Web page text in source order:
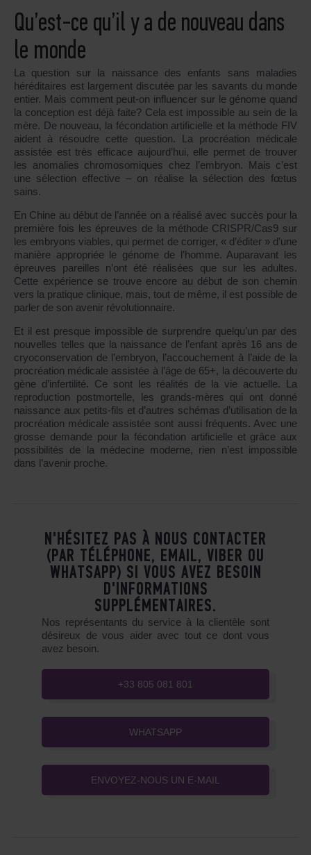
Qu’est-ce qu’il y a de nouveau dans
le monde
La question sur la naissance des enfants sans maladies
héréditaires est largement discutée par les savants du monde
entier. Mais comment peut-on influencer sur le génome quand
la conception est déjà faite? Cela est impossible au sein de la
mère. De nouveau, la fécondation artificielle et la méthode FIV
aident à résoudre cette question. La procréation médicale
assistée est très efficace aujourd’hui, elle permet de trouver
les anomalies chromosomiques chez l’embryon. Mais c’est
une sélection effective – on réalise la sélection des fœtus
sains.
En Chine au début de l’année on a réalisé avec succès pour la
première fois les épreuves de la méthode CRISPR/Cas9 sur
les embryons viables, qui permet de corriger, « d’éditer » d’une
manière appropriée le génome de l’homme. Auparavant les
épreuves pareilles n’ont été réalisées que sur les adultes.
Cette expérience se trouve encore au début de son chemin
vers la pratique clinique, mais, tout de même, il est possible de
parler de son avenir révolutionnaire.
Et il est presque impossible de surprendre quelqu’un par des
nouvelles telles que la naissance de l’enfant après 16 ans de
cryoconservation de l’embryon, l’accouchement à l’aide de la
procréation médicale assistée à l’âge de 65+, la découverte du
gène d’infertilité. Ce sont les réalités de la vie actuelle. La
reproduction postmortelle, les grands-mères qui ont donné
naissance aux petits-fils et d’autres schémas d’utilisation de la
procréation médicale assistée sont aussi fréquents. Avec une
grosse demande pour la fécondation artificielle et grâce aux
possibilités de la médecine moderne, rien n’est impossible
dans l’avenir proche.
N'HÉSITEZ PAS À NOUS CONTACTER
(PAR TÉLÉPHONE, EMAIL, VIBER OU
WHATSAPP) SI VOUS AVEZ BESOIN
D'INFORMATIONS
SUPPLÉMENTAIRES.
Nos représentants du service à la clientèle sont
désireux de vous aider avec tout ce dont vous
avez besoin.
+33 805 081 801
WHATSAPP
ENVOYEZ-NOUS UN E-MAIL